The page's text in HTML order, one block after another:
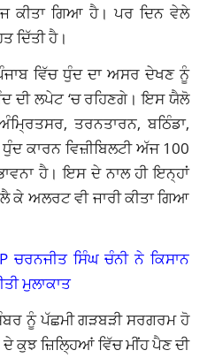
ਕੀਤਾ ਗਿਆ ਹੈ। ਪਰ ਦਿਨ ਵੇਲੇ
ਦਿੱਤੀ ਹੈ।
ਵਿੱਚ ਧੁੰਦ ਦਾ ਅਸਰ ਦੇਖਣ ਨੂੰ
ਦੀ ਲਪੇਟ ‘ਚ ਰਹਿਣਗੇ। ਇਸ ਯੈਲੋ
ਤਰਨਤਾਰਨ, ਬਠਿੰਡਾ,
ਕਾਰਨ ਵਿਜ਼ੀਬਿਲਟੀ ਅੱਜ 100
ਹੈ। ਇਸ ਦੇ ਨਾਲ ਹੀ ਇਨ੍ਹਾਂ
ਕੇ ਅਲਰਟ ਵੀ ਜਾਰੀ ਕੀਤਾ ਗਿਆ
ਚਰਨਜੀਤ ਸਿੰਘ ਚੰਨੀ ਨੇ ਕਿਸਾਨ
ਮੁਲਾਕਾਤ
ਨੂੰ ਪੱਛਮੀ ਗੜਬੜੀ ਸਰਗਰਮ ਹੋ
ਕੁਝ ਜ਼ਿਲ੍ਹਿਆਂ ਵਿੱਚ ਮੀਂਹ ਪੈਣ ਦੀ